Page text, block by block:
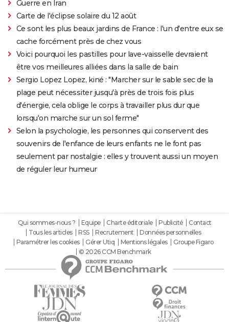
Guerre en Iran
Carte de l'éclipse solaire du 12 août
Ce sont les plus beaux jardins de France : l'un d'entre eux se
cache forcément près de chez vous
Voici pourquoi les pastilles pour lave-vaisselle devraient
être vos meilleures alliées dans la salle de bain
Sergio Lopez Lopez, kiné : "Marcher sur le sable sec de la
plage peut nécessiter jusqu'à près de trois fois plus
d'énergie, cela oblige le corps à travailler plus dur que
lorsqu'on marche sur un sol ferme"
Selon la psychologie, les personnes qui conservent des
souvenirs de l'enfance de leurs enfants ne le font pas
seulement par nostalgie : elles y trouvent aussi un moyen
de réguler leur humeur
Qui sommes-nous ? Equipe Charte éditoriale Publicité
Contact
Tous les articles
RSS Recrutement
Données personnelles
Paramétrer les cookies
Gérer Utiq Mentions légales
Groupe Figaro
© 2026 CCM Benchmark